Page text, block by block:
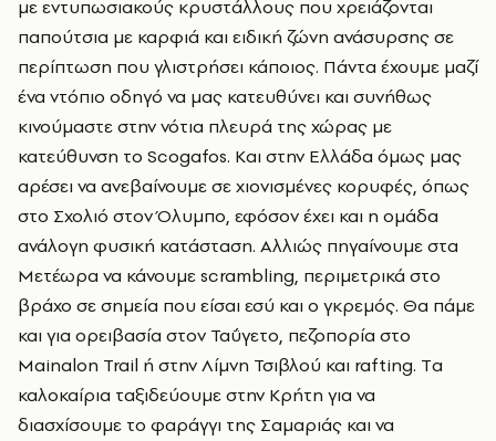
με εντυπωσιακούς κρυστάλλους που χρειάζονται
παπούτσια με καρφιά και ειδική ζώνη ανάσυρσης σε
περίπτωση που γλιστρήσει κάποιος. Πάντα έχουμε μαζί
ένα ντόπιο οδηγό να μας κατευθύνει και συνήθως
κινούμαστε στην νότια πλευρά της χώρας με
κατεύθυνση το Scogafos. Kαι στην Ελλάδα όμως μας
αρέσει να ανεβαίνουμε σε χιονισμένες κορυφές, όπως
στο Σχολιό στον Όλυμπο, εφόσον έχει και η ομάδα
ανάλογη φυσική κατάσταση. Αλλιώς πηγαίνουμε στα
Μετέωρα να κάνουμε scrambling, περιμετρικά στο
βράχο σε σημεία που είσαι εσύ και ο γκρεμός. Θα πάμε
και για ορειβασία στον Ταΰγετο, πεζοπορία στο
Mainalon Trail ή στην Λίμνη Τσιβλού και rafting. Tα
καλοκαίρια ταξιδεύουμε στην Κρήτη για να
διασχίσουμε το φαράγγι της Σαμαριάς και να